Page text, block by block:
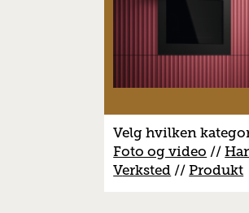
Velg hvilken
Foto og video //
Verksted //Produkt